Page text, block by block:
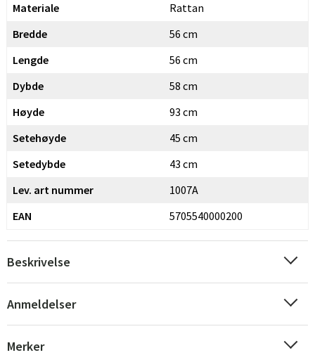
Materiale
Rattan
Bredde
56 cm
Lengde
56 cm
Dybde
58 cm
Høyde
93 cm
Setehøyde
45 cm
Setedybde
43 cm
Lev. art nummer
1007A
EAN
5705540000200
Beskrivelse
Anmeldelser
Merker